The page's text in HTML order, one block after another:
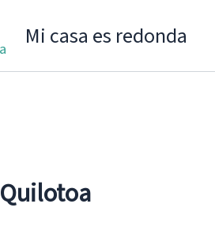
Mi casa es redonda
Quilotoa